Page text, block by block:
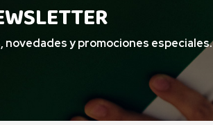
novedades y promociones especiales.